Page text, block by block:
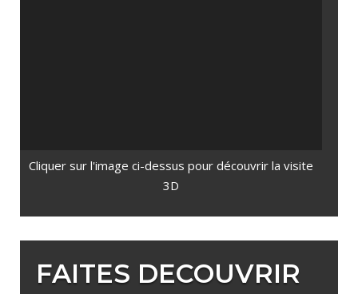
Cliquer sur l'image ci-dessus pour découvrir la visite
3D
FAITES DECOUVRIR